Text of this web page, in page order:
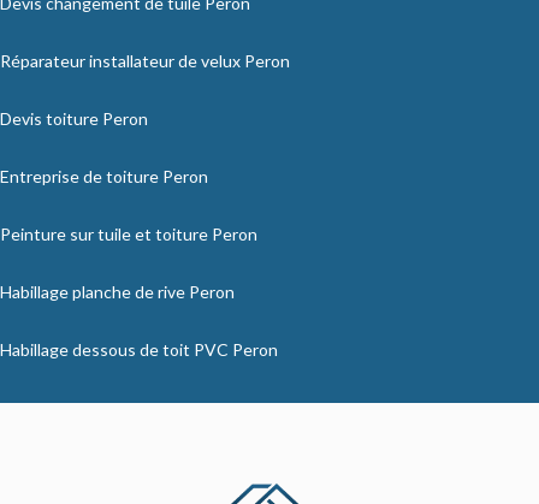
Réparateur installateur de velux Peron
Devis toiture Peron
Entreprise de toiture Peron
Peinture sur tuile et toiture Peron
Habillage planche de rive Peron
Habillage dessous de toit PVC Peron